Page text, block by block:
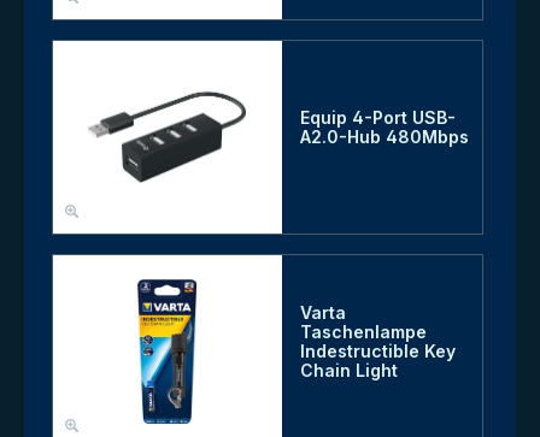
Equip 4-Port USB-
A2.0-Hub 480Mbps
Varta
Taschenlampe
Indestructible Key
Chain Light